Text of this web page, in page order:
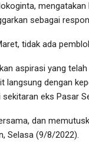
sebagai
tidak ada
aspirasi yang
langsung dengan
eks Pasar
dan
Selasa (9/8/2022).